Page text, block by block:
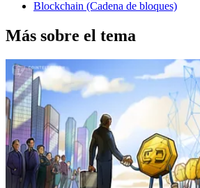
Blockchain (Cadena de bloques)
Más sobre el tema